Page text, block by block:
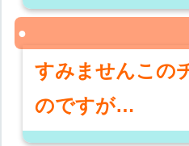
すみませんこの
のですが…